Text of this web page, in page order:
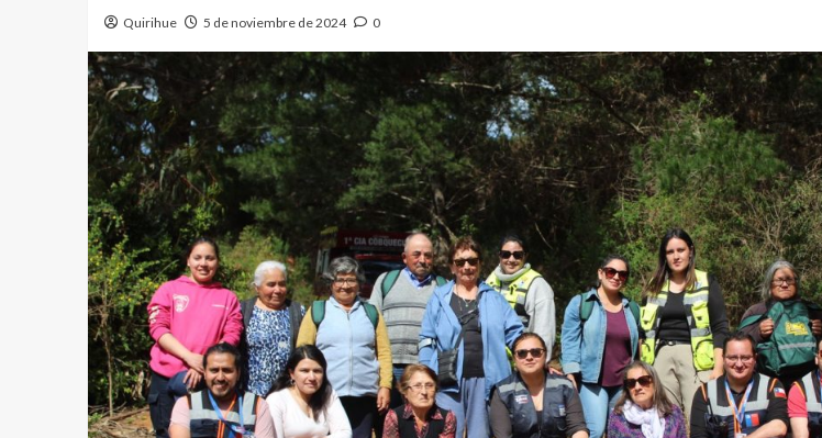
Quirihue 5 de noviembre de 2024 0